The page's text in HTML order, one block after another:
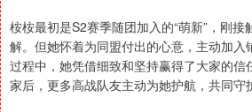
桉桉最初是S2赛季随团加入的“萌新”，刚
解。但她怀着为同盟付出的心意，主动加入
过程中，她凭借细致和坚持赢得了大家的信
家后，更多高战队友主动为她护航，共同守